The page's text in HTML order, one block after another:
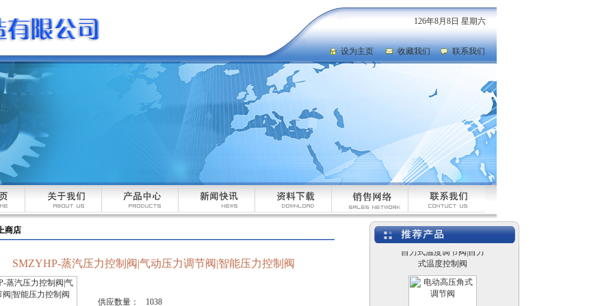
126年8月8日 星期六
设为主页 收藏我们 联系我们
商店
SMZYHP-蒸汽压力控制阀|气动压力调节阀|智能压力控制阀
供应数量： 1038
电动切断球阀|电动V型
球阀|电动调节球阀
高温电动调节阀|高温高
压电动调节阀
自力式温度调节阀|自力